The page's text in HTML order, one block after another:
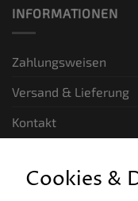
INFORMATIONEN
Zahlungsweisen
Versand & Lieferung
Kontakt
Cookies &